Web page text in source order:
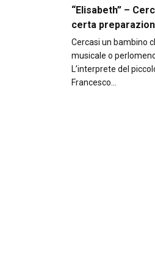
“Elisabeth” –
certa
Cercasi un bambino
musicale o
L’interprete del
Francesco…